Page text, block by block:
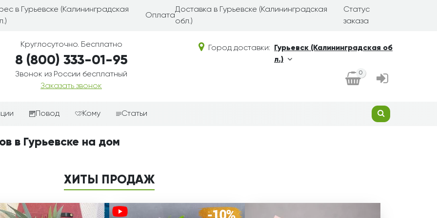
в Гурьевске (Калининградская
Оплата
Доставка в Гурьевске (Калининградская
обл.)
Статус
заказа
Круглосуточно. Бесплатно
8 (800) 333-01-95
Звонок из России бесплатный
Заказать звонок
Город доставки:
Гурьевск (Калининградская об
л.)
0
корзины
корзины
Повод
цветам
День рождения
Любовь
Кому
Мужчине
Папе
Статьи
в Гурьевске на дом
ХИТЫ ПРОДАЖ